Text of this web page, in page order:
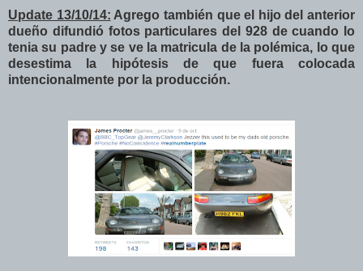
Update 13/10/14: Agrego también que el hijo del anterior
dueño difundió fotos particulares del 928 de cuando lo
tenia su padre y se ve la matricula de la polémica, lo que
desestima la hipótesis de que fuera colocada
intencionalmente por la producción.